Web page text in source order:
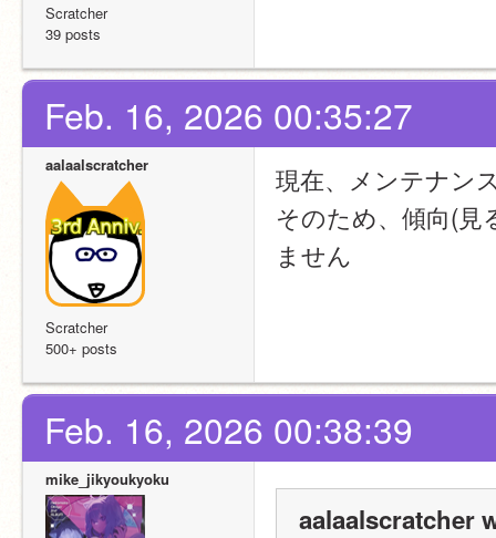
Scratcher
39 posts
Feb. 16, 2026 00:35:27
aalaalscratcher
Scratcher
500+ posts
現在、メンテナン
そのため、傾向(
ません
Feb. 16, 2026 00:38:39
mike_jikyoukyoku
aalaalscratcher